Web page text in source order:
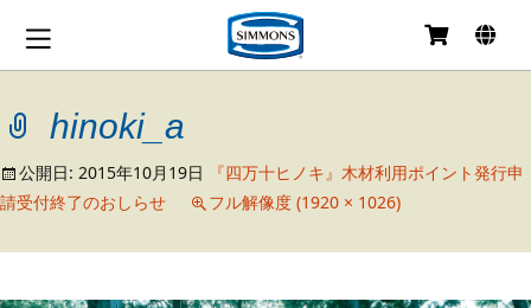
ン
へ
移
動
hinoki_a
公開日: 2015年10月19日
『四万十ヒノキ』木材利用ポイント発行申
請受付終了のおしらせ
フル解像度 (1920 × 1026)